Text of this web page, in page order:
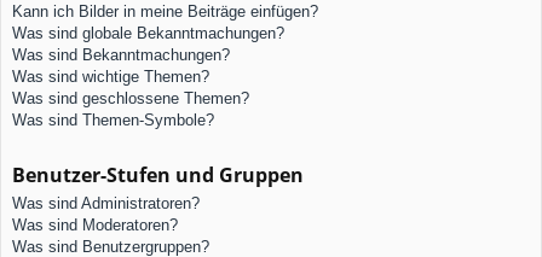
Kann ich Bilder in meine Beiträge einfügen?
Was sind globale Bekanntmachungen?
Was sind Bekanntmachungen?
Was sind wichtige Themen?
Was sind geschlossene Themen?
Was sind Themen-Symbole?
Benutzer-Stufen und Gruppen
Was sind Administratoren?
Was sind Moderatoren?
Was sind Benutzergruppen?